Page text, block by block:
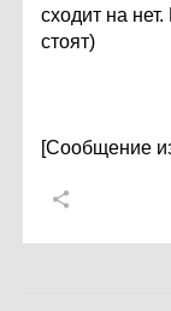
сходит на
стоят)
[Сообщение